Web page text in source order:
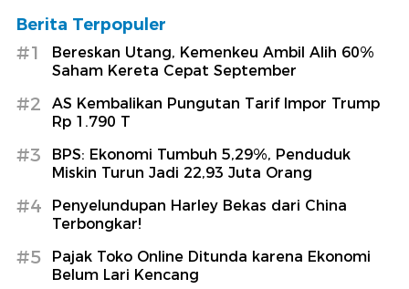
Berita Terpopuler
#1
Bereskan Utang, Kemenkeu Ambil Alih 60%
Saham Kereta Cepat September
#2
AS Kembalikan Pungutan Tarif Impor Trump
Rp 1.790 T
#3
BPS: Ekonomi Tumbuh 5,29%, Penduduk
Miskin Turun Jadi 22,93 Juta Orang
#4
Penyelundupan Harley Bekas dari China
Terbongkar!
#5
Pajak Toko Online Ditunda karena Ekonomi
Belum Lari Kencang